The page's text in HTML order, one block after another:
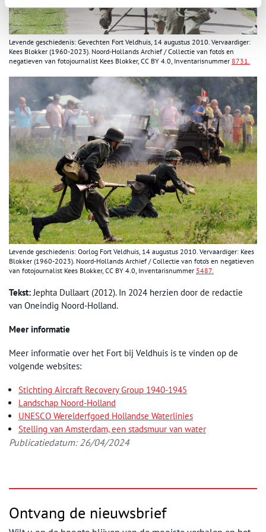
Levende geschiedenis: Gevechten Fort Veldhuis, 14 augustus 2010. Vervaardiger:
Kees Blokker (1960-2023). Noord-Hollands Archief / Collectie van foto’s en
negatieven van fotojournalist Kees Blokker, CC BY 4.0, Inventarisnummer 8731.
Levende geschiedenis: Oorlog Fort Veldhuis, 14 augustus 2010. Vervaardiger: Kees
Blokker (1960-2023). Noord-Hollands Archief / Collectie van foto’s en negatieven
van fotojournalist Kees Blokker, CC BY 4.0 , Inventarisnummer 5487.
Tekst: Jephta Dullaart (2012). In 2024 herzien door de redactie
van Oneindig Noord-Holland.
Meer informatie
Meer informatie over het Fort bij Veldhuis is te vinden op de
volgende websites:
Stichting Aircraft Recovery Group 1940-1945
Landschap Noord-Holland
UNESCO Werelderfgoed Hollandse Waterlinies
Stelling van Amsterdam, een stadsmuur van water
Publicatiedatum: 26/04/2024
Ontvang de nieuwsbrief